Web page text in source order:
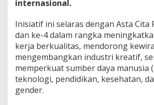
internasional.
Inisiatif ini selaras dengan Asta Cita
dan ke-4 dalam rangka
kerja berkualitas, mendorong
mengembangkan industri kreatif,
memperkuat sumber daya manusia
teknologi, pendidikan, kesehatan,
gender.